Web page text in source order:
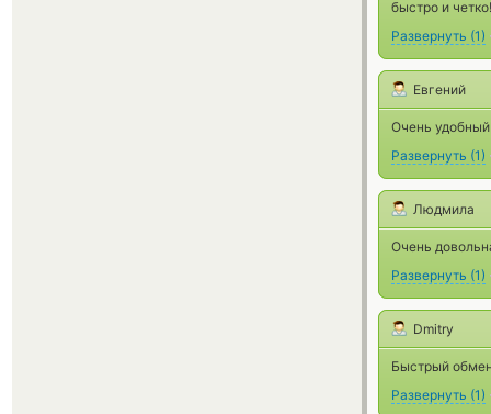
быстро и четко!
Развернуть (1)
Евгений
Очень
Развернуть (1)
Людмила
Очень
Развернуть (1)
Dmitry
Быстрый
Развернуть (1)